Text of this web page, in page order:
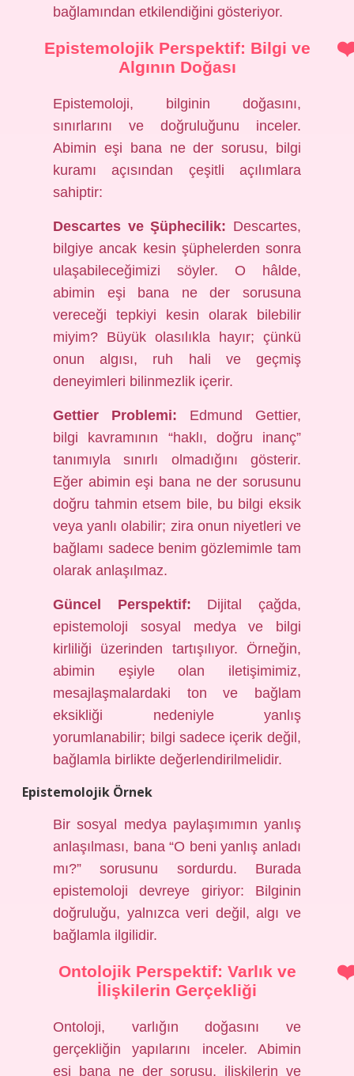
bağlamından etkilendiğini gösteriyor.
Epistemolojik Perspektif: Bilgi ve
Algının Doğası
Epistemoloji, bilginin doğasını,
sınırlarını ve doğruluğunu inceler.
Abimin eşi bana ne der sorusu, bilgi
kuramı açısından çeşitli açılımlara
sahiptir:
Descartes ve Şüphecilik: Descartes,
bilgiye ancak kesin şüphelerden sonra
ulaşabileceğimizi söyler. O hâlde,
abimin eşi bana ne der sorusuna
vereceği tepkiyi kesin olarak bilebilir
miyim? Büyük olasılıkla hayır; çünkü
onun algısı, ruh hali ve geçmiş
deneyimleri bilinmezlik içerir.
Gettier Problemi: Edmund Gettier,
bilgi kavramının “haklı, doğru inanç”
tanımıyla sınırlı olmadığını gösterir.
Eğer abimin eşi bana ne der sorusunu
doğru tahmin etsem bile, bu bilgi eksik
veya yanlı olabilir; zira onun niyetleri ve
bağlamı sadece benim gözlemimle tam
olarak anlaşılmaz.
Güncel Perspektif: Dijital çağda,
epistemoloji sosyal medya ve bilgi
kirliliği üzerinden tartışılıyor. Örneğin,
abimin eşiyle olan iletişimimiz,
mesajlaşmalardaki ton ve bağlam
eksikliği nedeniyle yanlış
yorumlanabilir; bilgi sadece içerik değil,
bağlamla birlikte değerlendirilmelidir.
Epistemolojik Örnek
Bir sosyal medya paylaşımımın yanlış
anlaşılması, bana “O beni yanlış anladı
mı?” sorusunu sordurdu. Burada
epistemoloji devreye giriyor: Bilginin
doğruluğu, yalnızca veri değil, algı ve
bağlamla ilgilidir.
Ontolojik Perspektif: Varlık ve
İlişkilerin Gerçekliği
Ontoloji, varlığın doğasını ve
gerçekliğin yapılarını inceler. Abimin
eşi bana ne der sorusu, ilişkilerin ve